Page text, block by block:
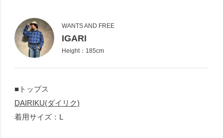
WANTS AND FREE
IGARI
Height：185cm
■トップス
DAIRIKU(ダイリク)
着用サイズ：L